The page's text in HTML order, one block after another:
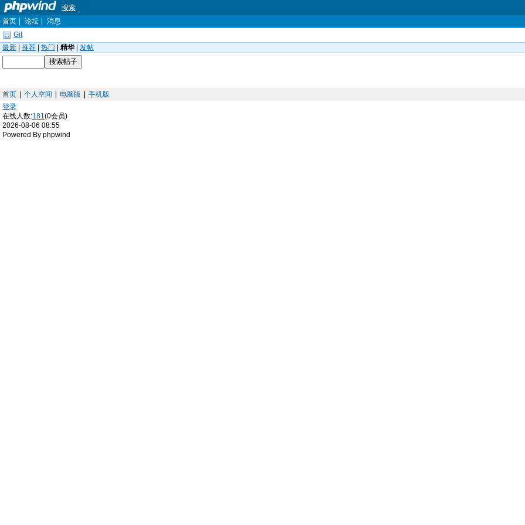
搜索
首页
论坛
消息
Git
最新
推荐 热门 精华| 发帖
首页 个人空间 电脑版
手机版
登录
在线人数:181(0会员)
2026-08-06 08:55
Powered By phpwind